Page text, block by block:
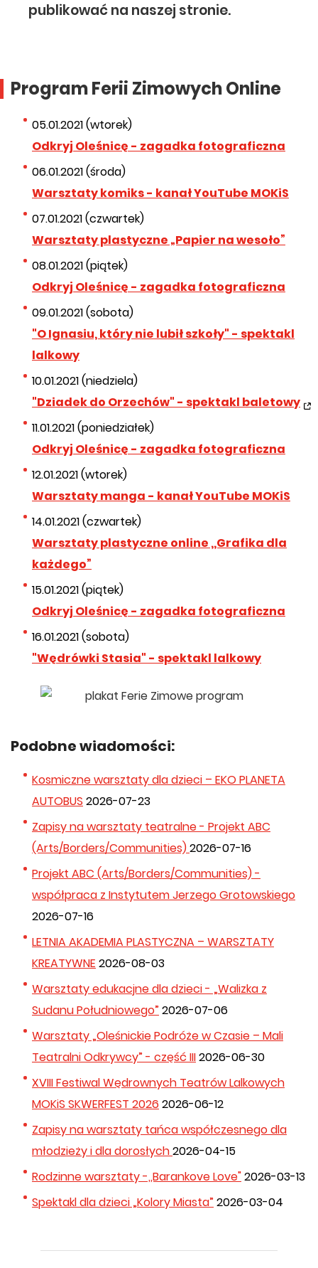
publikować na naszej stronie.
Program Ferii Zimowych Online
05.01.2021 (wtorek)
Odkryj Oleśnicę - zagadka fotograficzna
06.01.2021 (środa)
Warsztaty komiks - kanał YouTube MOKiS
07.01.2021 (czwartek)
Warsztaty plastyczne „Papier na wesoło”
08.01.2021 (piątek)
Odkryj Oleśnicę - zagadka fotograficzna
09.01.2021 (sobota)
"O Ignasiu, który nie lubił szkoły" - spektakl
lalkowy
10.01.2021 (niedziela)
"Dziadek do Orzechów" - spektakl baletowy
11.01.2021 (poniedziałek)
Odkryj Oleśnicę - zagadka fotograficzna
12.01.2021 (wtorek)
Warsztaty manga - kanał YouTube MOKiS
14.01.2021 (czwartek)
Warsztaty plastyczne online ,,Grafika dla
każdego”
15.01.2021 (piątek)
Odkryj Oleśnicę - zagadka fotograficzna
16.01.2021 (sobota)
"Wędrówki Stasia" - spektakl lalkowy
Podobne wiadomości:
Kosmiczne warsztaty dla dzieci – EKO PLANETA
AUTOBUS 2026-07-23
Zapisy na warsztaty teatralne - Projekt ABC
(Arts/Borders/Communities)2026-07-16
Projekt ABC (Arts/Borders/Communities) -
współpraca z Instytutem Jerzego Grotowskiego
2026-07-16
LETNIA AKADEMIA PLASTYCZNA – WARSZTATY
KREATYWNE 2026-08-03
Warsztaty edukacjne dla dzieci - „Walizka z
Sudanu Południowego”2026-07-06
Warsztaty „Oleśnickie Podróże w Czasie – Mali
Teatralni Odkrywcy” - część III2026-06-30
XVIII Festiwal Wędrownych Teatrów Lalkowych
MOKiS SKWERFEST 2026 2026-06-12
Zapisy na warsztaty tańca współczesnego dla
młodzieży i dla dorosłych2026-04-15
Rodzinne warsztaty -,,Barankove Love"2026-03-13
Spektakl dla dzieci „Kolory Miasta”2026-03-04